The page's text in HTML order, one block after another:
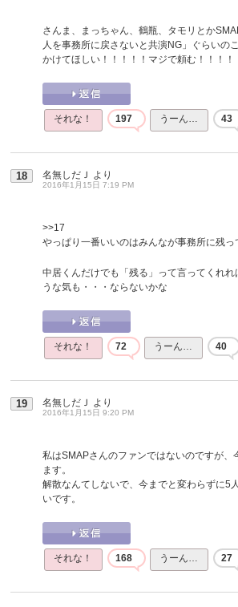
さんま、まっちゃん、鶴瓶、タモリとか
人を事務所に戻さないと共演NG」ぐらいの
かけてほしい！！！！！マジで頼む！！！！
それな！ 197 うーん… 43
18 名無しだＪ より
2016年1月15日 7:19 PM
>>17
やっぱり一番いいのはみんなが事務所に残
中居くんだけでも「残る」って言ってくれ
うな気も・・・ならないかな
それな！ 72 うーん… 40
19 名無しだＪ より
2016年1月15日 9:20 PM
私はSMAPさんのファンではないのですが、
ます。
解散なんてしないで、今までと変わらずに5
いです。
それな！ 168 うーん… 27